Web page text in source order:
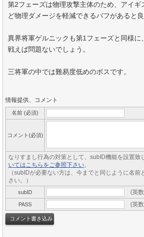
第2フェーズは物理攻撃主体のため、アイギ
ど物理ダメージを軽減できるバフがあると良
異界将軍ゲルニックも第1フェーズと同様に
戦えば問題ないでしょう。
三将軍の中では難易度低めのボスです。
情報提供、コメント
名前 (必須)
コメント(必須)
なりすまし行為の対策として、subID機能を設置致
いてはこちらをご参照下さい。
（subIDが必要ない方は、今までと同じように名
さい。）
subID (英
PASS (英